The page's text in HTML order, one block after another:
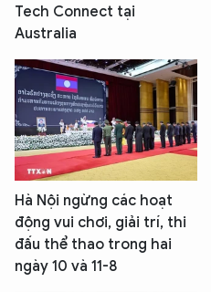
Tech Connect tại
Australia
Hà Nội ngừng các hoạt
động vui chơi, giải trí, thi
đấu thể thao trong hai
ngày 10 và 11-8